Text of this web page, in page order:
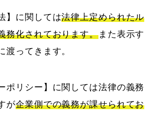
】に関しては法律上定められたル
務化されております。また表示す
渡ってきます。
ポリシー】に関しては法律の義務
が企業側での義務が課せられてお